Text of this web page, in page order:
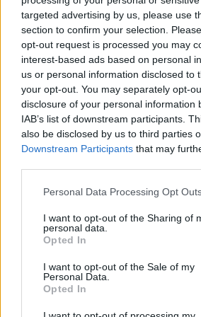
targeted advertising by us, please use
section to confirm your selection.
opt-out request is processed you may
interest-based ads based on personal
us or personal information disclosed to
your opt-out. You may separately opt-
disclosure of your personal information
IAB’s list of downstream participants.
also be disclosed by us to third parties
Downstream Participants that may
Personal Data Processing Opt
I want to opt-out of the Sharing of
personal data.
Opted In
I want to opt-out of the Sale of my
Personal Data.
Opted In
Lukningen skyldes, at Aalborg
ny asfalt på hovedvejen ind til
som led i et større vejarbejde
krydset ved Th. Sauers Vej.
Mens genbrugspladsen er
besøgende til området andre
Åbningstiderne er mandag til
18.00 og lørdag samt søndag
Storvorde Genbrugsplads, der
Vis mere